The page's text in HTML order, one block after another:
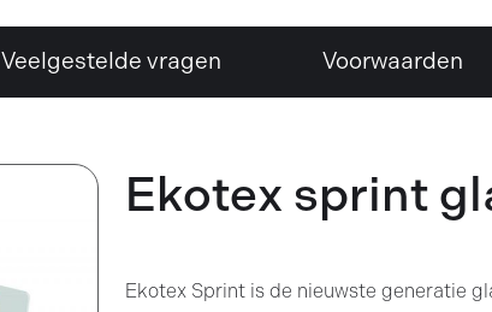
Veelgestelde vragen Voorwaarden
Ekotex sprint
Ekotex Sprint is de nieuwste generatie